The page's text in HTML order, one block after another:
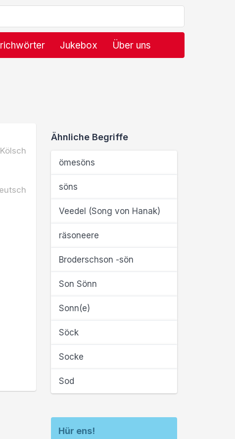
Jukebox Über uns
Kölsch
Ähnliche Begriffe
ömesöns
söns
Veedel (Song von Hanak)
räsoneere
Broderschson -sön
Son Sönn
Sonn(e)
Söck
Socke
Sod
Hür ens!